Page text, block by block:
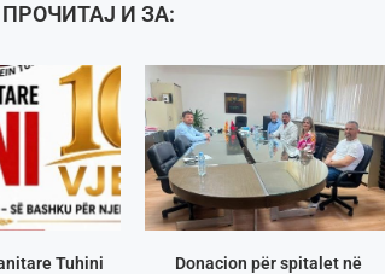
И ЗА:
Tuhini
Donacion për spitalet në